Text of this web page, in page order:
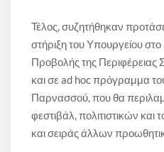
Τέλος, συζητήθηκαν
στήριξη του Υπουργείου
Προβολής της
και σε ad hoc πρόγραμμα
Παρνασσού, που θα
φεστιβάλ, πολιτιστικών
και σειράς άλλων